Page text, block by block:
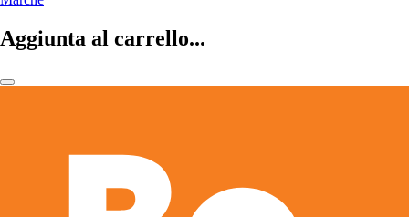
Aggiunta al carrello...